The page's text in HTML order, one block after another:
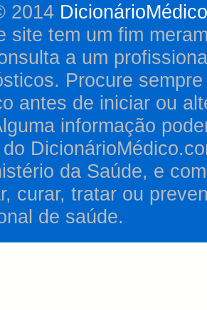
2014
site tem um fim
a um
Procure
antes de iniciar ou
informação
da Saúde, e
curar, tratar ou
de saúde.